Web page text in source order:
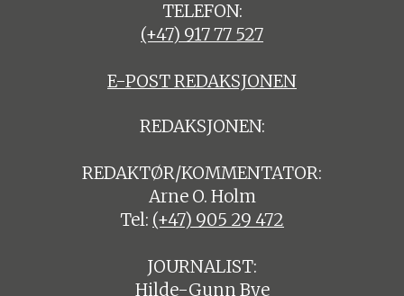
TELEFON:
(+47) 917 77 527
E-POST REDAKSJONEN
REDAKSJONEN:
REDAKTØR/KOMMENTATOR:
Arne O. Holm
Tel: (+47) 905 29 472
JOURNALIST:
Hilde-Gunn Bye